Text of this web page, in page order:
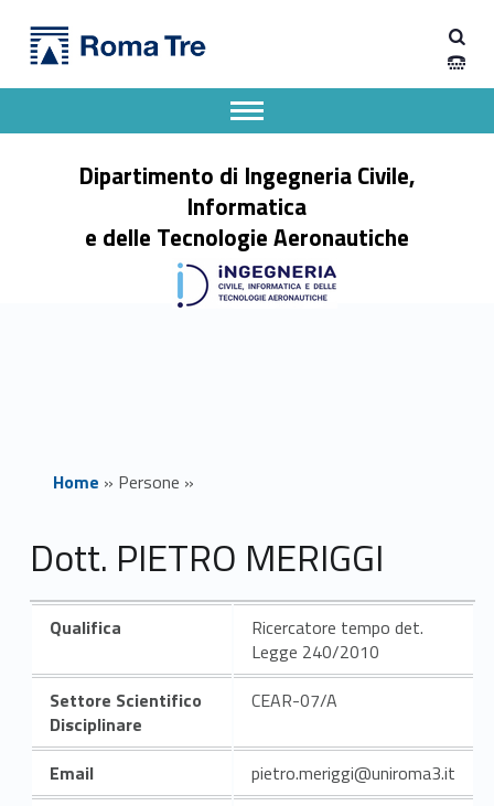
Dott. PIETRO MERIGGI - Dipartimento di Ingegneria Civile, Informatica e delle Tecnologie Aeronautiche
Dipartimento di Ingegneria Civile,
Informatica
e delle Tecnologie Aeronautiche
Apri il menu secondario
Header info sidebar
Home » Persone »
Dott. PIETRO MERIGGI
Qualifica
Ricercatore tempo det.
Legge 240/2010
Settore Scientifico
Disciplinare
CEAR-07/A
Email
pietro.meriggi@uniroma3.it